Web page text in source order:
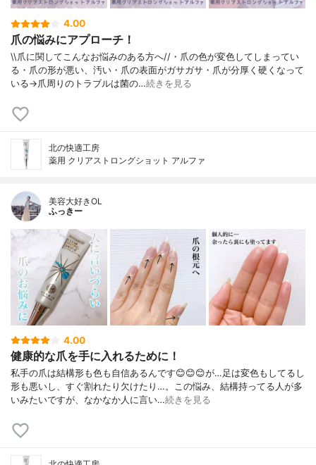
4.00
爪の悩みにアプローチ！
\\爪に関してこんなお悩みのある方へ//・爪の色が変色してしまってい
る・爪の形が悪い、汚い・爪の表面がガサガサ・爪が分厚く硬くなって
いる→爪周りのトラブルは菌の…続きを見る
北の快適工房
薬用 クリアストロングショット アルファ
美容大好きOL
ふっきー
4.00
健康的な爪を手に入れるために！
私手の爪は結構形も色も自信あるんです😊😊😊が…足は変色もしてるし
形も悪いし、すぐ割れたり欠けたり…。この悩み、結構持ってる人が多
いみたいですが、なかなか人に言い…続きを見る